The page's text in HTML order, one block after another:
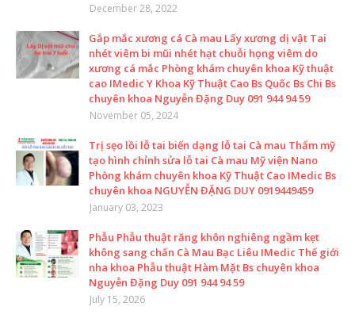
December 28, 2022
Gắp mắc xương cá Cà mau Lấy xương dị vật Tai
nhét viêm bi mũi nhét hạt chuỗi họng viêm do
xương cá mắc Phòng khám chuyên khoa Kỹ thuật
cao IMedic Y Khoa Kỹ Thuật Cao Bs Quốc Bs Chi Bs
chuyên khoa Nguyễn Đặng Duy 091 944 94 59
November 05, 2024
Trị sẹo lồi lỗ tai biến dạng lỗ tai Cà mau Thẩm mỹ
tạo hình chỉnh sửa lỗ tai Cà mau Mỹ viện Nano
Phòng khám chuyên khoa Kỹ Thuật Cao IMedic Bs
chuyên khoa NGUYỄN ĐẶNG DUY 0919449459
January 03, 2023
Phẫu Phẫu thuật răng khôn nghiêng ngầm kẹt
không sang chấn Cà Mau Bạc Liêu IMedic Thế giới
nha khoa Phẫu thuật Hàm Mặt Bs chuyên khoa
Nguyễn Đặng Duy 091 944 94 59
July 15, 2026